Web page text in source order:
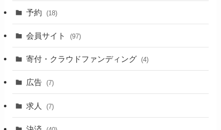
予約 (18)
会員サイト (97)
寄付・クラウドファンディング (4)
広告 (7)
求人 (7)